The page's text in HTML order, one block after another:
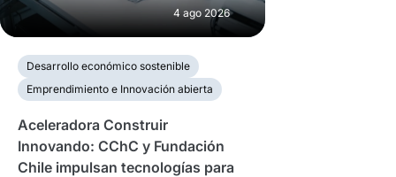
4 ago 2026
Desarrollo económico sostenible
Emprendimiento e Innovación abierta
Aceleradora Construir
Innovando: CChC y Fundación
Chile impulsan tecnologías para